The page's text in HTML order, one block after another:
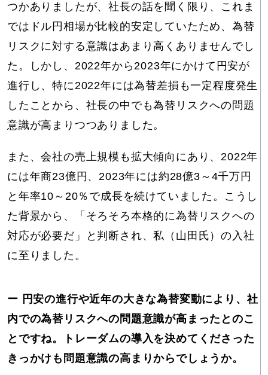
つかありましたが、社長の話を聞く限り、これま
ではドル円相場が比較的安定していたため、為替
リスクに対する意識はあまり高くありませんでし
た。しかし、2022年から2023年にかけて円安が
進行し、特に2022年には為替差損も一定程度発生
したことから、社長の中でも為替リスクへの問題
意識が高まりつつありました。
また、会社の売上規模も拡大傾向にあり、2022年
には年商23億円、2023年には約28億3～4千万円
と年率10～20％で成長を続けていました。こうし
た背景から、「そろそろ本格的に為替リスクへの
対応が必要だ」と判断され、私（山田氏）の入社
に至りました。
ー 円安の進行や近年の大きな為替変動により、社
内での為替リスクへの問題意識が高まったとのこ
とですね。トレーダムの導入を決めてくださった
きっかけも問題意識の高まりからでしょうか。